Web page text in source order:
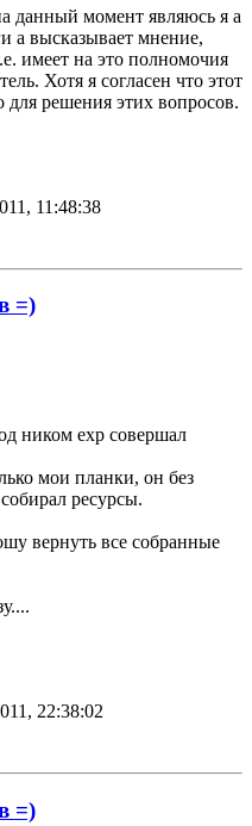
данный момент являюсь я а
а высказывает мнение,
имеет на это полномочия
Хотя я согласен что этот
для решения этих вопросов.
11:48:38
=)
ником exp совершал
мои планки, он без
ресурсы.
вернуть все собранные
22:38:02
=)